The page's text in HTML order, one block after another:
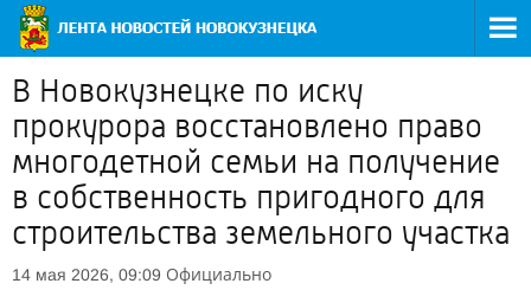
В Новокузнецке по иску
прокурора восстановлено право
многодетной семьи на получение
в собственность пригодного для
строительства земельного участка
14 мая 2026, 09:09 Официально